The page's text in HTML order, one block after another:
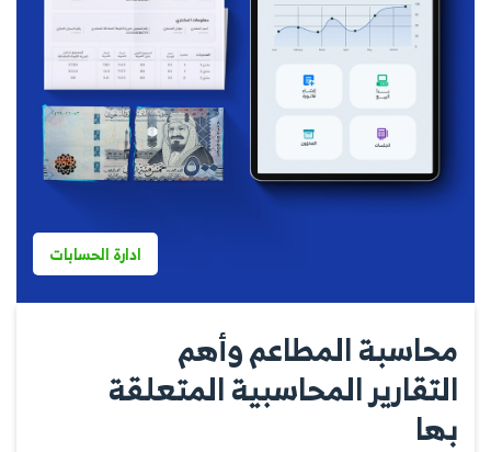
ادارة الحسابات
محاسبة المطاعم وأهم
التقارير المحاسبية المتعلقة
بها